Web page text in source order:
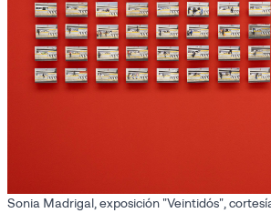
Sonia Madrigal, exposición "Veintidós",